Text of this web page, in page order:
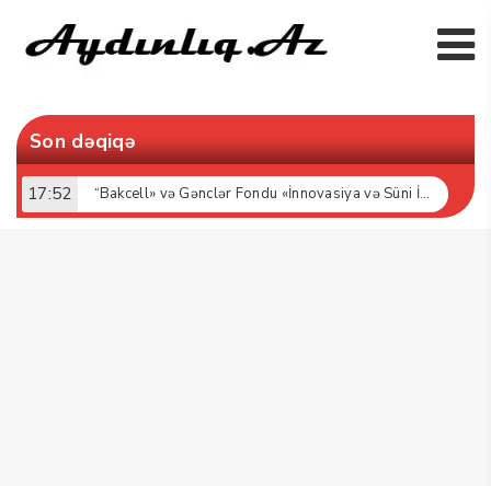
Son dəqiqə
17:52 “Bakcell» və Gənclər Fondu «İnnovasiya və Süni İntellekt» üzrə təqaüd proqramının qalibləri ilə görüş keçirib